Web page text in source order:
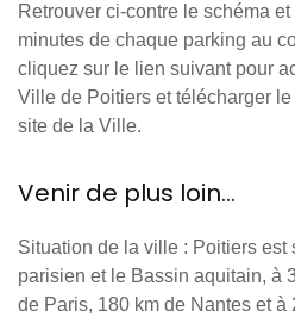
Retrouver ci-contre le schéma
minutes de chaque parking au
cliquez sur le lien suivant pour
Ville de Poitiers et télécharger
site de la Ville.
Venir de plus loin...
Situation de la ville : Poitiers est
parisien et le Bassin aquitain, à
de Paris, 180 km de Nantes et à